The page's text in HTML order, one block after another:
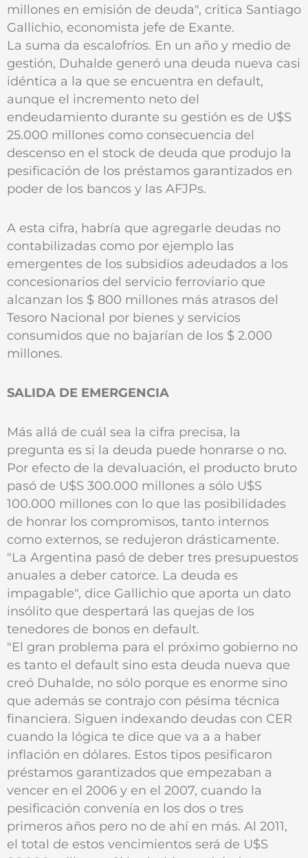
millones en emisión de deuda", critica Santiago
Gallichio, economista jefe de Exante.
La suma da escalofríos. En un año y medio de
gestión, Duhalde generó una deuda nueva casi
idéntica a la que se encuentra en default,
aunque el incremento neto del
endeudamiento durante su gestión es de U$S
25.000 millones como consecuencia del
descenso en el stock de deuda que produjo la
pesificación de los préstamos garantizados en
poder de los bancos y las AFJPs.
A esta cifra, habría que agregarle deudas no
contabilizadas como por ejemplo las
emergentes de los subsidios adeudados a los
concesionarios del servicio ferroviario que
alcanzan los $ 800 millones más atrasos del
Tesoro Nacional por bienes y servicios
consumidos que no bajarían de los $ 2.000
millones.
SALIDA DE EMERGENCIA
Más allá de cuál sea la cifra precisa, la
pregunta es si la deuda puede honrarse o no.
Por efecto de la devaluación, el producto bruto
pasó de U$S 300.000 millones a sólo U$S
100.000 millones con lo que las posibilidades
de honrar los compromisos, tanto internos
como externos, se redujeron drásticamente.
"La Argentina pasó de deber tres presupuestos
anuales a deber catorce. La deuda es
impagable", dice Gallichio que aporta un dato
insólito que despertará las quejas de los
tenedores de bonos en default.
"El gran problema para el próximo gobierno no
es tanto el default sino esta deuda nueva que
creó Duhalde, no sólo porque es enorme sino
que además se contrajo con pésima técnica
financiera. Siguen indexando deudas con CER
cuando la lógica te dice que va a a haber
inflación en dólares. Estos tipos pesificaron
préstamos garantizados que empezaban a
vencer en el 2006 y en el 2007, cuando la
pesificación convenía en los dos o tres
primeros años pero no de ahí en más. Al 2011,
el total de estos vencimientos será de U$S